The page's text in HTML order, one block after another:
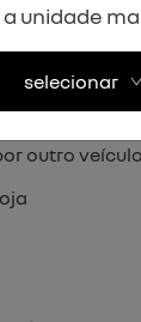
outro veículo
unidade
selecionar